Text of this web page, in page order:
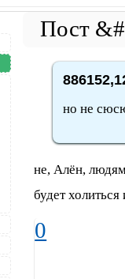
но не
не, Алён,
будет
0